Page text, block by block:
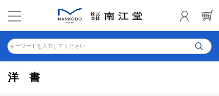
キーワードを入力してください
洋書